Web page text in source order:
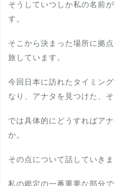
そうしていつしか私の名前
す。
そこから決まった場所に拠
旅しています。
今回日本に訪れたタイミン
なり、アナタを見つけた、そ
では具体的にどうすればア
か。
その点について話していきま
私の鑑定の一番重要な部分で